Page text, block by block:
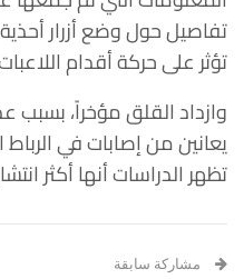
تفاصيل حول وضع أزرار
تؤثر على حركة أقدام
وازداد القلق مؤخراً، بسبب
يعانين من إصابات في الرباط
تظهر الدراسات أنها أكثر
مشاركة سابقة